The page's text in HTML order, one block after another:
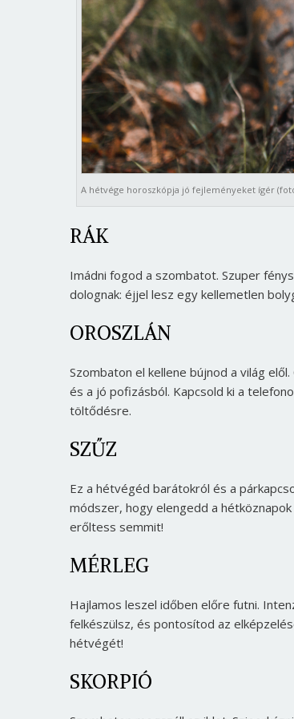
A hétvége horoszkópja jó fejleményeket ígér
RÁK
Imádni fogod a szombatot. Szuper
dolognak: éjjel lesz egy kellemetlen
OROSZLÁN
Szombaton el kellene bújnod a világ
és a jó pofizásból. Kapcsold ki a
töltődésre.
SZŰZ
Ez a hétvégéd barátokról és a
módszer, hogy elengedd a
erőltess semmit!
MÉRLEG
Hajlamos leszel időben előre futni.
felkészülsz, és pontosítod az
hétvégét!
SKORPIÓ